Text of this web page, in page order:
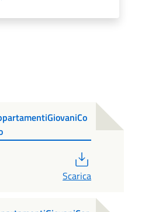
Scarica